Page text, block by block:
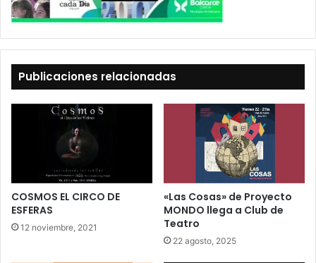
Publicaciones relacionadas
COSMOS EL CIRCO DE
ESFERAS
12 noviembre, 2021
«Las Cosas» de Proyecto
MONDO llega a Club de
Teatro
22 agosto, 2025